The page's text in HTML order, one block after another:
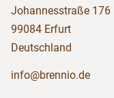
Johannesstraße 176
99084 Erfurt
Deutschland
info@brennio.de